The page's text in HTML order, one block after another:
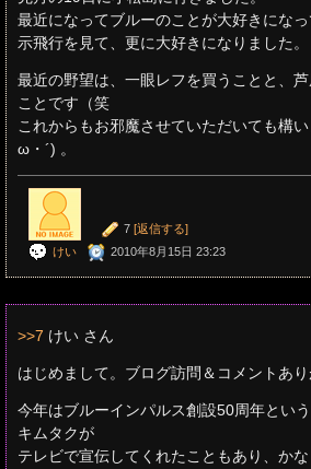
最近になってブルーのことが大好きにな
示飛行を見て、更に大好きになりました。
最近の野望は、一眼レフを買うことと、
ことです（笑
これからもお邪魔させていただいても構
ω・´) 。
7 [返信する]
けい
2010年8月15日 23:23
>>7 けい さん
はじめまして。ブログ訪問＆コメントあり
今年はブルーインパルス創設50周年とい
キムタクが
テレビで宣伝してくれたこともあり、か